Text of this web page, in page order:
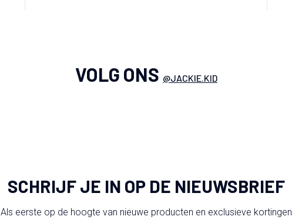
VOLG ONS @JACKIE.KID
SCHRIJF JE IN OP DE NIEUWSBRIEF
Als eerste op de hoogte van nieuwe producten en exclusieve kortingen